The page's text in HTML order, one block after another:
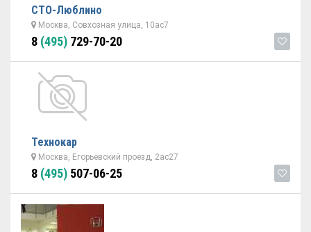
СТО-Люблино
Москва, Совхозная улица, 10ас7
8 (495) 729-70-20
Технокар
Москва, Егорьевский проезд, 2ас27
8 (495) 507-06-25